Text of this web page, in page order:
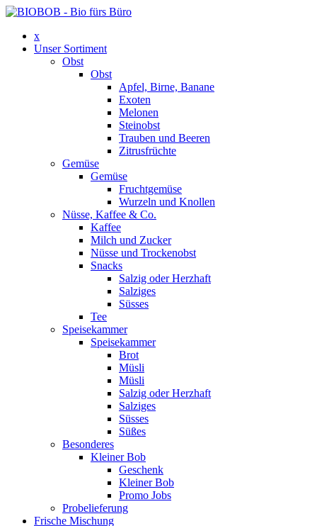
x
Unser Sortiment
Obst
Obst
Apfel, Birne, Banane
Exoten
Melonen
Steinobst
Trauben und Beeren
Zitrusfrüchte
Gemüse
Gemüse
Fruchtgemüse
Wurzeln und Knollen
Nüsse, Kaffee & Co.
Kaffee
Milch und Zucker
Nüsse und Trockenobst
Snacks
Salzig oder Herzhaft
Salziges
Süsses
Tee
Speisekammer
Speisekammer
Brot
Müsli
Müsli
Salzig oder Herzhaft
Salziges
Süsses
Süßes
Besonderes
Kleiner Bob
Geschenk
Kleiner Bob
Promo Jobs
Probelieferung
Frische Mischung